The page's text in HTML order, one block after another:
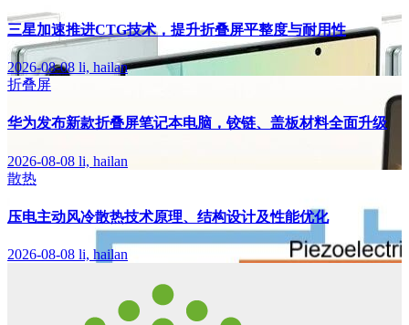
三星加速推进CTG技术，提升折叠屏平整度与耐用性
2026-08-08 li, hailan
折叠屏
华为发布新款折叠屏笔记本电脑，铰链、盖板材料全面升级
2026-08-08 li, hailan
散热
压电主动风冷散热技术原理、结构设计及性能优化
2026-08-08 li, hailan